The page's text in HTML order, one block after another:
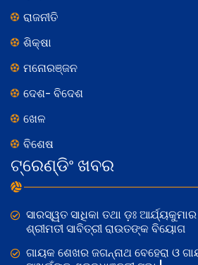
ରାଜନୀତି
ଶିକ୍ଷା
ମନୋରଞ୍ଜନ
ଦେଶ- ବିଦେଶ
ଖେଳ
ବିଶେଷ
ଟ୍ରେଣ୍ଡିଂ ଖବର
ସାରସ୍ୱତ ସାଧିକା ତଥା ଡ଼ଃ
ଶ୍ରୀମତୀ ସାବିତ୍ରୀ ରାଉତଙ୍କ ବିୟୋଗ
ଗାୟକ ଶେଖର ଜଗନ୍ନାଥ ବେହେରା ଓ